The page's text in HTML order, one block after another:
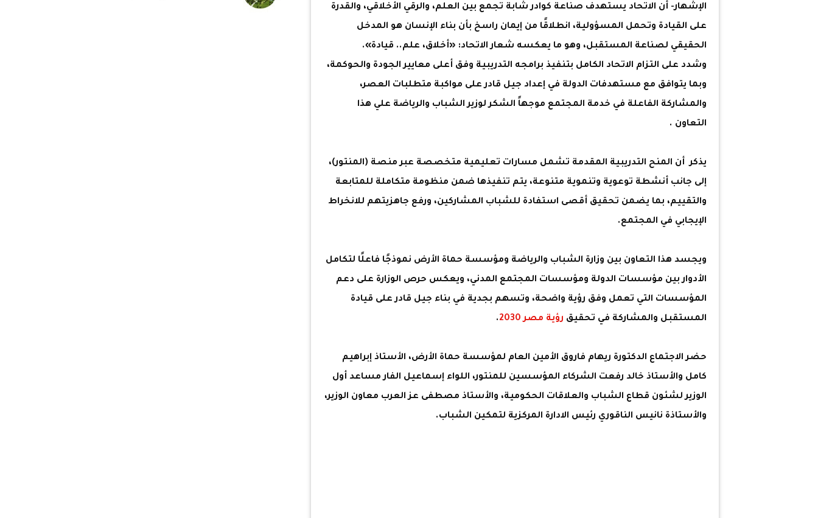
الإشهار- أن الاتحاد يستهدف صناعة كوادر شابة تجمع بين العلم، والرقي الأخلاقي، والقدرة
على القيادة وتحمل المسؤولية، انطلاقًا من إيمان راسخ بأن بناء الإنسان هو المدخل
الحقيقي لصناعة المستقبل، وهو ما يعكسه شعار الاتحاد: «أخلاق، علم.. قيادة».
وشدد على التزام الاتحاد الكامل بتنفيذ برامجه التدريبية وفق أعلى معايير الجودة والحوكمة،
وبما يتوافق مع مستهدفات الدولة في إعداد جيل قادر على مواكبة متطلبات العصر،
والمشاركة الفاعلة في خدمة المجتمع موجهاً الشكر لوزير الشباب والرياضة علي هذا
التعاون .
يذكر أن المنح التدريبية المقدمة تشمل مسارات تعليمية متخصصة عبر منصة (المنتور)،
إلى جانب أنشطة توعوية وتنموية متنوعة، يتم تنفيذها ضمن منظومة متكاملة للمتابعة
والتقييم، بما يضمن تحقيق أقصى استفادة للشباب المشاركين، ورفع جاهزيتهم للانخراط
الإيجابي في المجتمع.
ويجسد هذا التعاون بين وزارة الشباب والرياضة ومؤسسة حماة الأرض نموذجًا فاعلًا لتكامل
الأدوار بين مؤسسات الدولة ومؤسسات المجتمع المدني، ويعكس حرص الوزارة على دعم
المؤسسات التي تعمل وفق رؤية واضحة، وتسهم بجدية في بناء جيل قادر على قيادة
المستقبل والمشاركة في تحقيق رؤية مصر 2030 .
حضر الاجتماع الدكتورة ريهام فاروق الأمين العام لمؤسسة حماة الأرض، الأستاذ إبراهيم
كامل والأستاذ خالد رفعت الشركاء المؤسسين للمنتور، اللواء إسماعيل الفار مساعد أول
الوزير لشئون قطاع الشباب والعلاقات الحكومية، والأستاذ مصطفى عز العرب معاون الوزير،
والأستاذة نانيس الناقوري رئيس الادارة المركزية لتمكين الشباب.